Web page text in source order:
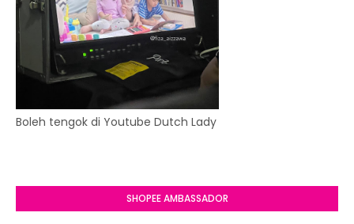
Boleh tengok di Youtube Dutch Lady
SHOPEE AMBASSADOR